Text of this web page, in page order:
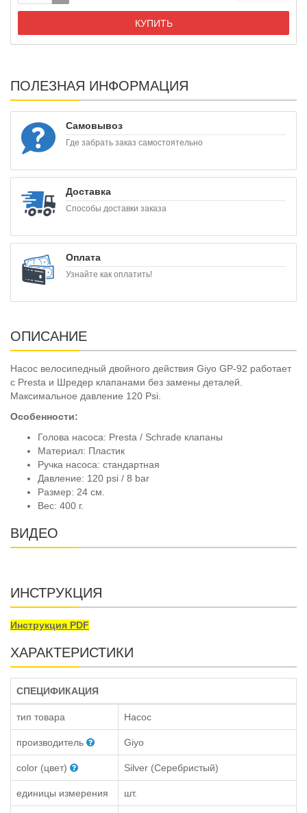
КУПИТЬ
ПОЛЕЗНАЯ ИНФОРМАЦИЯ
Самовывоз
Где забрать заказ самостоятельно
Доставка
Способы доставки заказа
Оплата
Узнайте как оплатить!
ОПИСАНИЕ
Насос велосипедный двойного действия Giyo GP-92 работает
с Presta и Шредер клапанами без замены деталей.
Максимальное давление 120 Psi.
Особенности:
Голова насоса: Presta / Schrade клапаны
Материал: Пластик
Ручка насоса: стандартная
Давление: 120 psi / 8 bar
Размер: 24 см.
Вес: 400 г.
ВИДЕО
ИНСТРУКЦИЯ
Инструкция PDF
ХАРАКТЕРИСТИКИ
СПЕЦИФИКАЦИЯ
тип товара Насос
производитель Giyo
color (цвет) Silver (Серебристый)
единицы измерения шт.